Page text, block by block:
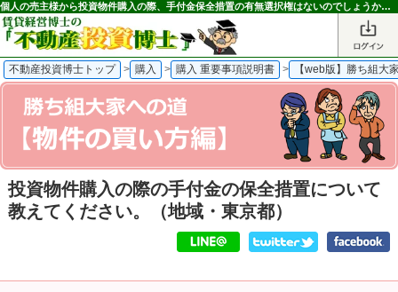
個人の売主様から投資物件購入の際、手付金保全措置の有無選択権はないのでしょうか？＜勝ち組大家への道＞｜不動産投資博士
不動産投資博士トップ > 購入 > 購入 重要事項説明書 > 【web版】勝ち組大
投資物件購入の際の手付金の保全措置について
教えてください。
（地域・東京都）